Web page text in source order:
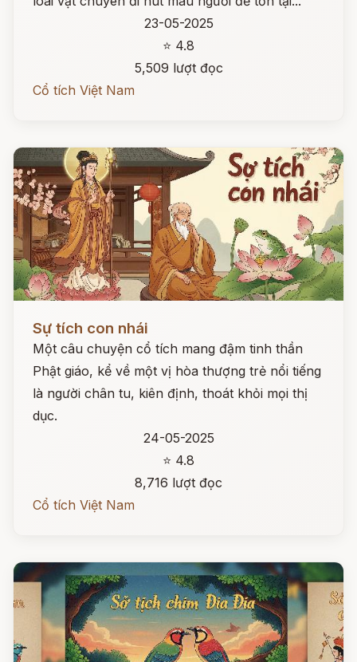
23-05-2025
⭐ 4.8
5,509 lượt đọc
Cổ tích Việt Nam
Sự tích con nhái
Một câu chuyện cổ tích mang đậm tinh thần
Phật giáo, kể về một vị hòa thượng trẻ nổi tiếng
là người chân tu, kiên định, thoát khỏi mọi thị
dục.
24-05-2025
⭐ 4.8
8,716 lượt đọc
Cổ tích Việt Nam